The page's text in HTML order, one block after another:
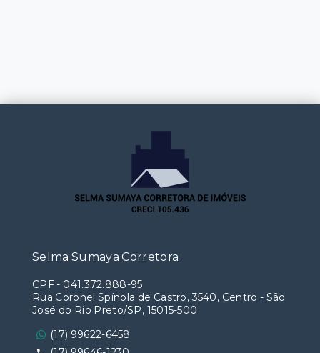
Selma Sumaya Corretora
CPF- 041.372.888-95
Rua Coronel Spínola de Castro, 3540, Centro - São
José do Rio Preto/SP, 15015-500
(17) 99622-6458